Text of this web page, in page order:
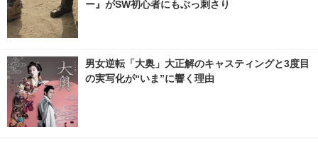
ー』がSW初心者にもぶっ刺さり
男女逆転「大奥」大正解のキャスティングと3度目
の実写化が“いま”に響く理由